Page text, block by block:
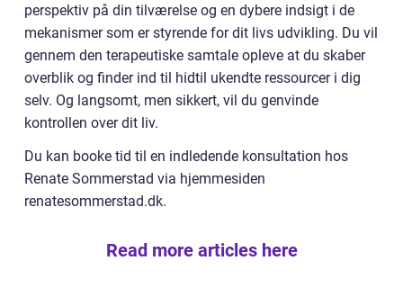
perspektiv på din tilværelse og en dybere indsigt i de
mekanismer som er styrende for dit livs udvikling. Du vil
gennem den terapeutiske samtale opleve at du skaber
overblik og finder ind til hidtil ukendte ressourcer i dig
selv. Og langsomt, men sikkert, vil du genvinde
kontrollen over dit liv.
Du kan booke tid til en indledende konsultation hos
Renate Sommerstad via hjemmesiden
renatesommerstad.dk.
Read more articles here